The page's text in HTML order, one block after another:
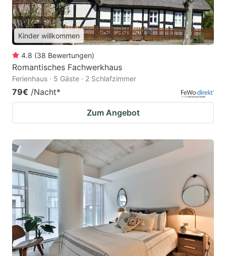
Kinder willkommen
4.8 (38 Bewertungen)
Romantisches Fachwerkhaus
Ferienhaus · 5 Gäste · 2 Schlafzimmer
79€ /Nacht*
Zum Angebot